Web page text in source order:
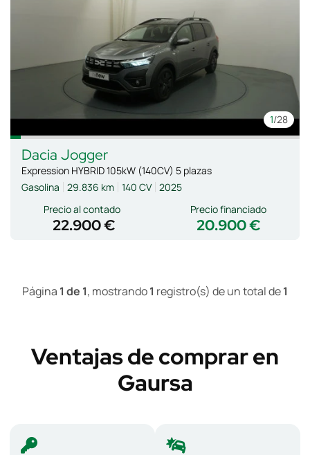
1/28
Dacia Jogger
Expression HYBRID 105kW (140CV) 5 plazas
Gasolina
29.836 km 140 CV 2025
Precio al contado
22.900 € 20.900 €
Precio financiado
Página 1 de 1, mostrando1 registro(s) de un total de1
Ventajas de comprar en
Gaursa